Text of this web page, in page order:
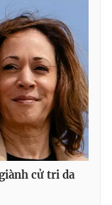
cử tri da